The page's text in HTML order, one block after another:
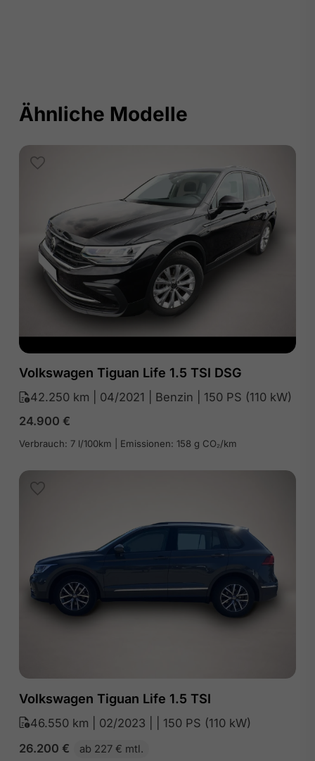
Ähnliche Modelle
Volkswagen Tiguan Life 1.5 TSI DSG
42.250 km | 04/2021 | Benzin | 150 PS (110 kW)
24.900 €
Verbrauch: 7 l/100km | Emissionen: 158 g CO₂/km
Volkswagen Tiguan Life 1.5 TSI
46.550 km | 02/2023 | | 150 PS (110 kW)
26.200 € ab 227 € mtl.